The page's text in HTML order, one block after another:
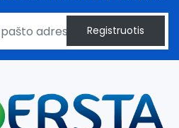
Registruotis